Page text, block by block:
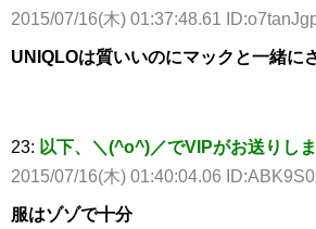
2015/07/16(木) 01:37:48.61
UNIQLOは質いいのにマックと一緒に
23: 以下、＼(^o^)／でVIPがお送りし
2015/07/16(木) 01:40:04.06
服はゾゾで十分